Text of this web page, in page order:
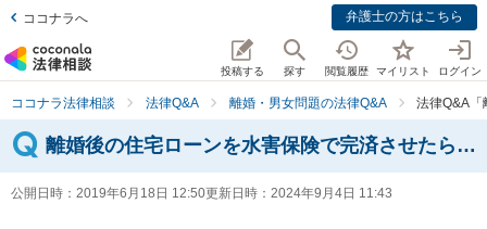
ココナラへ 弁護士の方はこちら
投稿する 探す 閲覧履歴 マイリスト ログイン
ココナラ法律相談 法律Q&A 離婚・男女問題の法律Q&A 法律Q&A
離婚後の住宅ローンを水害保険で完済させたら…
公開日時： 2019年6月18日 12:50更新日時： 2024年9月4日 11:43